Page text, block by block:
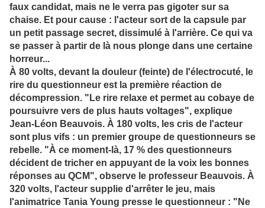
faux candidat, mais ne le verra pas gigoter sur sa
chaise. Et pour cause : l'acteur sort de la capsule par
un petit passage secret, dissimulé à l'arrière. Ce qui va
se passer à partir de là nous plonge dans une certaine
horreur...
À 80 volts, devant la douleur (feinte) de l'électrocuté, le
rire du questionneur est la première réaction de
décompression. "Le rire relaxe et permet au cobaye de
poursuivre vers de plus hauts voltages", explique
Jean-Léon Beauvois. À 180 volts, les cris de l'acteur
sont plus vifs : un premier groupe de questionneurs se
rebelle. "À ce moment-là, 17 % des questionneurs
décident de tricher en appuyant de la voix les bonnes
réponses au QCM", observe le professeur Beauvois. À
320 volts, l'acteur supplie d'arrêter le jeu, mais
l'animatrice Tania Young presse le questionneur : "Ne